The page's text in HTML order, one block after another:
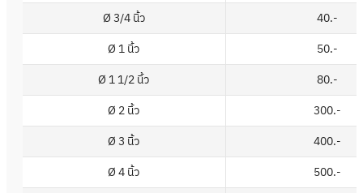
ค่าบริการรายเดือน (บาท/เดือน)
Ø 3/4 นิ้ว
40.-
Ø 1 นิ้ว
50.-
Ø 1 1/2 นิ้ว
80.-
Ø 2 นิ้ว
300.-
Ø 3 นิ้ว
400.-
Ø 4 นิ้ว
500.-